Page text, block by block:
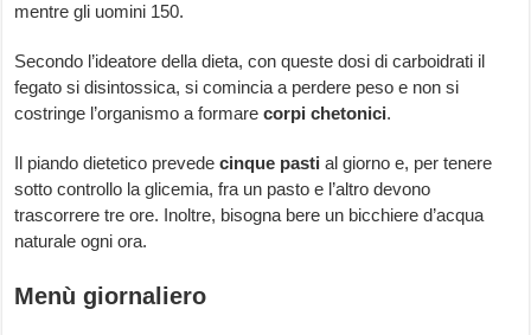
mentre gli uomini 150.
Secondo l’ideatore della dieta, con queste dosi di carboidrati il
fegato si disintossica, si comincia a perdere peso e non si
costringe l’organismo a formarecorpi chetonici.
Il piando dietetico prevedecinque pasti al giorno e, per tenere
sotto controllo la glicemia, fra un pasto e l’altro devono
trascorrere tre ore. Inoltre, bisogna bere un bicchiere d’acqua
naturale ogni ora.
Menù giornaliero